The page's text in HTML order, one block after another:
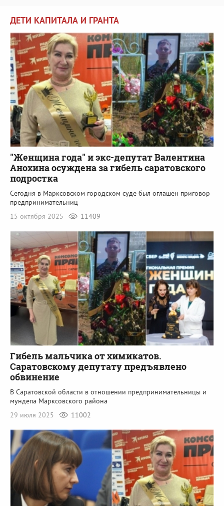
ДЕТИ КАПИТАЛА И ГРАНТА
"Женщина года" и экс-депутат Валентина
Анохина осуждена за гибель саратовского
подростка
Сегодня в Марксовском городском суде был оглашен приговор
предпринимательниц
15 октября 2025
11409
Гибель мальчика от химикатов.
Саратовскому депутату предъявлено
обвинение
В Саратовской области в отношении предпринимательницы и
мундепа Марксовского района
29 июля 2025
11002